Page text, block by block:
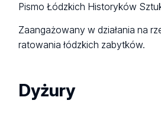
Pismo Łódzkich Historyków
Zaangażowany w działania na
ratowania łódzkich zabytków.
Dyżury